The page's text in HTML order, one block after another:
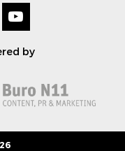
by